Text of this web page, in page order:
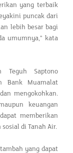
yang terbaik
puncak dari
lebih besar bagi
umumnya," kata
Saptono
Bank Muamalat
mengokohkan.
keuangan
memberikan
di Tanah Air.
yang dapat